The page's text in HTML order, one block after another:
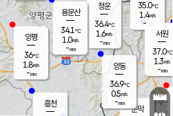
문막
청운
36.4℃
1.6m/s
-mm
양동
36.9℃
0.5m/s
-mm
흥천
35.0℃
1.4m/s
- mm
서원
37.0℃
1.3m/s
-mm
용문산
34.1℃
1.0m/s
-mm
양평
36℃
1.8m/s
-mm